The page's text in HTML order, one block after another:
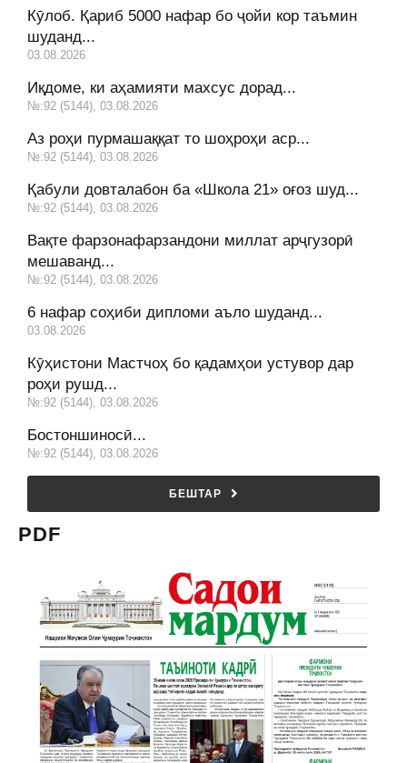
Кӯлоб. Қариб 5000 нафар бо ҷойи кор таъмин
шуданд...
03.08.2026
Иқдоме, ки аҳамияти махсус дорад...
№:92 (5144), 03.08.2026
Аз роҳи пурмашаққат то шоҳроҳи аср...
№:92 (5144), 03.08.2026
Қабули довталабон ба «Школа 21» оғоз шуд...
№:92 (5144), 03.08.2026
Вақте фарзонафарзандони миллат арҷгузорӣ
мешаванд...
№:92 (5144), 03.08.2026
6 нафар соҳиби дипломи аъло шуданд...
03.08.2026
Кӯҳистони Мастчоҳ бо қадамҳои устувор дар
роҳи рушд...
№:92 (5144), 03.08.2026
Бостоншиносӣ...
№:92 (5144), 03.08.2026
БЕШТАР
PDF